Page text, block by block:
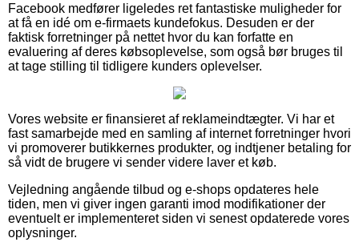
Facebook medfører ligeledes ret fantastiske muligheder for
at få en idé om e-firmaets kundefokus. Desuden er der
faktisk forretninger på nettet hvor du kan forfatte en
evaluering af deres købsoplevelse, som også bør bruges til
at tage stilling til tidligere kunders oplevelser.
Vores website er finansieret af reklameindtægter. Vi har et
fast samarbejde med en samling af internet forretninger hvori
vi promoverer butikkernes produkter, og indtjener betaling for
så vidt de brugere vi sender videre laver et køb.
Vejledning angående tilbud og e-shops opdateres hele
tiden, men vi giver ingen garanti imod modifikationer der
eventuelt er implementeret siden vi senest opdaterede vores
oplysninger.